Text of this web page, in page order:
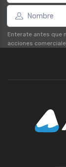
Enterate antes que
acciones